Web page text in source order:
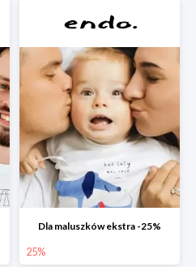
Dla maluszków ekstra -25%
25%